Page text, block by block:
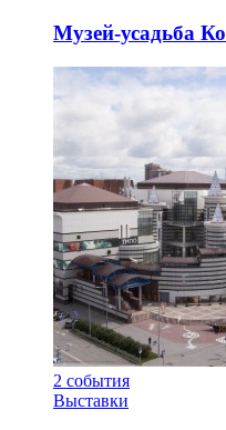
Музей-усадьба
2 события
Выставки